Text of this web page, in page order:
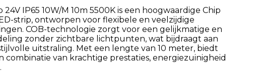
24V IP65 10W/M 10m 5500K is een hoogwaardige Chip
strip, ontworpen voor flexibele en veelzijdige
COB-technologie zorgt voor een gelijkmatige en
zonder zichtbare lichtpunten, wat bijdraagt aan
uitstraling. Met een lengte van 10 meter, biedt
combinatie van krachtige prestaties, energiezuinigheid